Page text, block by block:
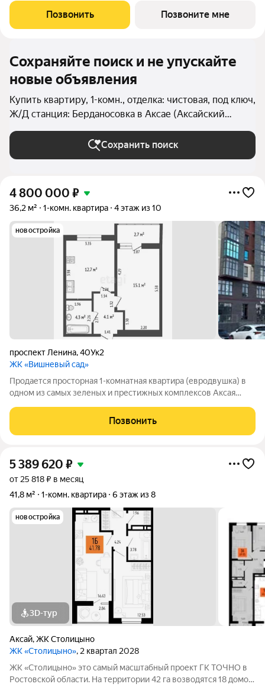
на 600 мест, медицинский центр, парк 8,4 га и фитнес-центр с
бассейном.
Позвонить Позвоните мне
Сохраняйте поиск и не упускайте
новые объявления
Купить квартиру, 1-комн., отделка: чистовая, под ключ,
Ж/Д станция: Берданосовка в Аксае (Аксайский
район)
Сохранить поиск
4 800 000 ₽
36,2 м² 1-комн. квартира 4 этаж из 10
новостройка
проспект Ленина,40Ук2
ЖК «Вишневый сад»
Продается просторная 1-комнатная квартира (евродвушка) в
одном из самых зеленых и престижных комплексов Аксая
инфраструктура рядом: администрация, банки, лучшие школы
и детские сады, рестораны и ТЦ.
Позвонить
5 389 620 ₽
от 25 818 ₽ в месяц
41,8 м²
1-комн. квартира 6 этаж из 8
новостройка
3D-тур
Аксай,ЖК Столицыно
ЖК «Столицыно», 2 квартал 2028
ЖК «Столицыно» это самый масштабный проект ГК ТОЧНО в
Ростовской области. На территории 42 га возводятся 18 домов